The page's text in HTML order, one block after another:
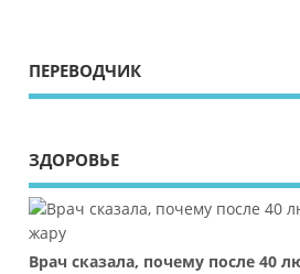
ПЕРЕВОДЧИК
ЗДОРОВЬЕ
Врач сказала, почему после 40